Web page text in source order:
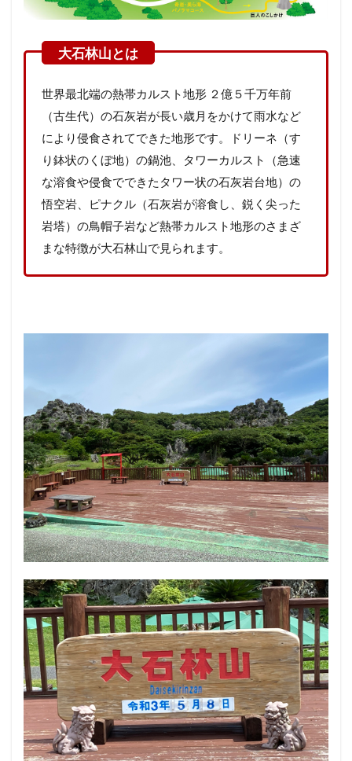
世界最北端の熱帯カルスト地形 ２億５千万年前
（古生代）の石灰岩が長い歳月をかけて雨水など
により侵食されてできた地形です。ドリーネ（す
り鉢状のくぼ地）の鍋池、タワーカルスト（急速
な溶食や侵食でできたタワー状の石灰岩台地）の
悟空岩、ピナクル（石灰岩が溶食し、鋭く尖った
岩塔）の鳥帽子岩など熱帯カルスト地形のさまざ
まな特徴が大石林山で見られます。